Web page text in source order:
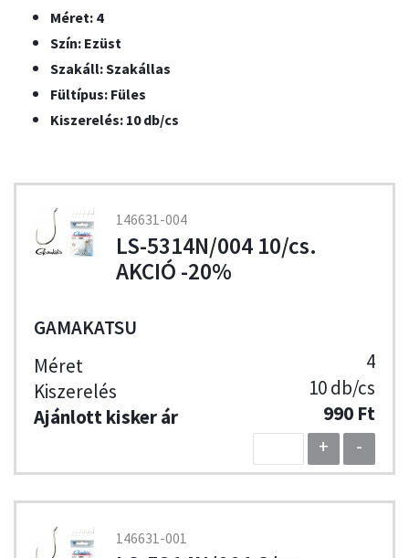
Méret: 4
Szín: Ezüst
Szakáll: Szakállas
Fültípus: Füles
Kiszerelés: 10 db/cs
146631-004
LS-5314N/004 10/cs.
AKCIÓ -20%
GAMAKATSU
4
10 db/cs
990 Ft
+
-
146631-001